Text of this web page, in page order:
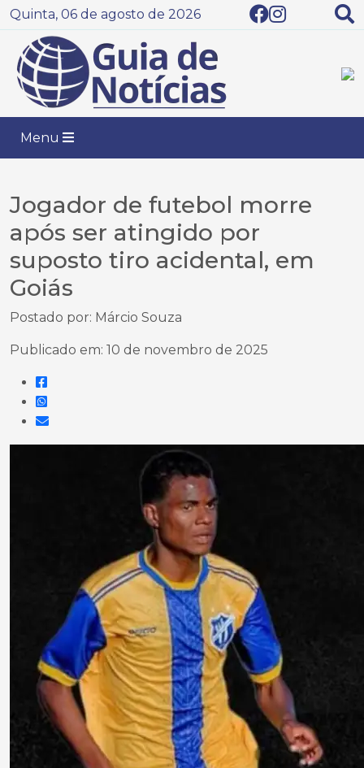
Quinta, 06 de agosto de 2026
Menu
Jogador de futebol morre
após ser atingido por
suposto tiro acidental, em
Goiás
Postado por: Márcio Souza
Publicado em: 10 de novembro de 2025